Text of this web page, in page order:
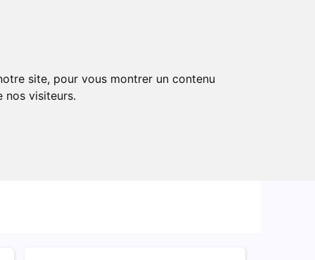
site, pour vous montrer un contenu
nos visiteurs.